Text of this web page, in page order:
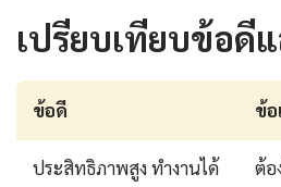
เปรียบเทียบข้อดี
ข้อดี ข้อ
ประสิทธิภาพสูง ทำงานได้
ต้อ